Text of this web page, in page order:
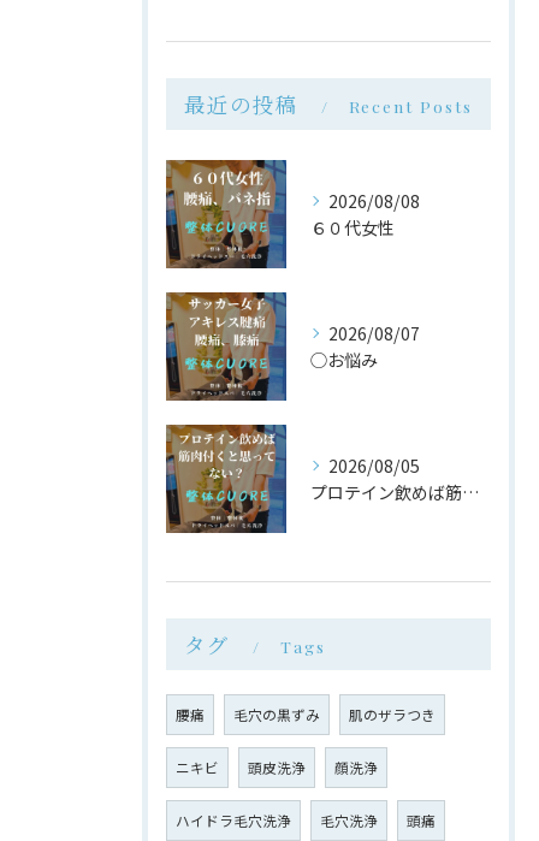
最近の投稿 Recent Posts
2026/08/08
６０代女性
2026/08/07
◯お悩み
2026/08/05
プロテイン飲めば筋肉付く は大間違い
タグ Tags
腰痛 毛穴の黒ずみ 肌のザラつき
ニキビ 頭皮洗浄 顔洗浄
ハイドラ毛穴洗浄 毛穴洗浄 頭痛